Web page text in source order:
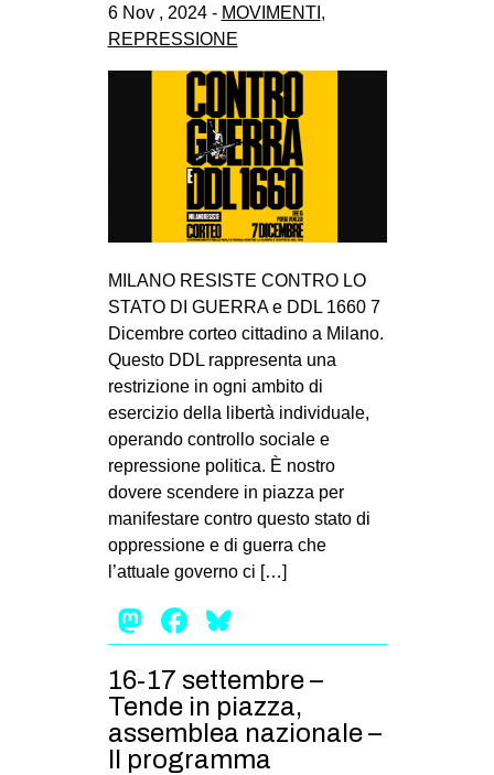
6 Nov , 2024 - MOVIMENTI ,
REPRESSIONE
MILANO RESISTE CONTRO LO
STATO DI GUERRA e DDL 1660 7
Dicembre corteo cittadino a Milano.
Questo DDL rappresenta una
restrizione in ogni ambito di
esercizio della libertà individuale,
operando controllo sociale e
repressione politica. È nostro
dovere scendere in piazza per
manifestare contro questo stato di
oppressione e di guerra che
l’attuale governo ci […]
Mastodon
Facebook
16-17 settembre –
Tende in piazza,
assemblea nazionale –
Il programma